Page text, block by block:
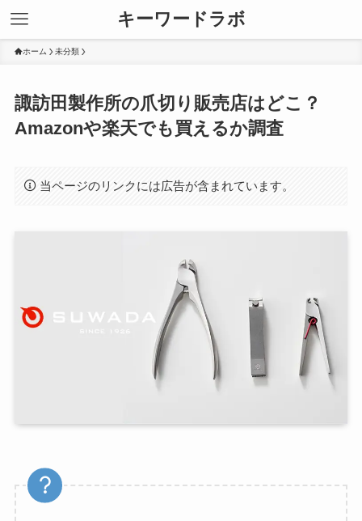
キーワードラボ
ホーム 未分類
諏訪田製作所の爪切り販売店はどこ？
Amazonや楽天でも買えるか調査
当ページのリンクには広告が含まれています。